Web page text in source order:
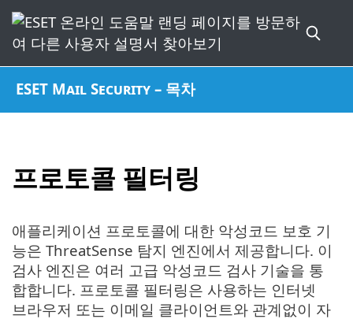
ESET Mail Security – 목차
프로토콜 필터링
애플리케이션 프로토콜에 대한 악성코드 보호 기
능은 ThreatSense 탐지 엔진에서 제공합니다. 이
검사 엔진은 여러 고급 악성코드 검사 기술을 통
합합니다. 프로토콜 필터링은 사용하는 인터넷
브라우저 또는 이메일 클라이언트와 관계없이 자